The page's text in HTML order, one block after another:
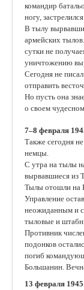
командир
ногу,
В тылу
армейских
сутки не
уничтожению
Сегодня не
отправить
Но пусть она
о своем
7–8 февраля
Также сегодня
немцы.
С утра на тылы
вырвавшиеся из
Тылы отошли на
Управление
неожиданным и с
тыловые и
Противник
подонков
погиб
Большанин.
13 февраля